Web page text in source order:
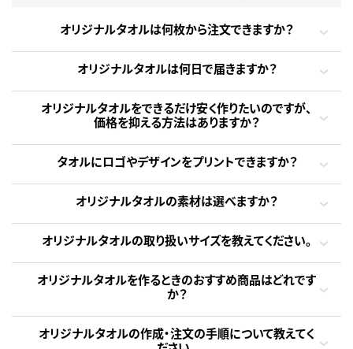
オリジナルタオルは何枚から注文できますか？
オリジナルタオルは何日で届きますか？
オリジナルタオルをできるだけ安く作りたいのですが、
価格を抑える方法はありますか？
タオルにロゴやデザインをプリントできますか？
オリジナルタオルの素材は選べますか？
オリジナルタオルの取り扱いサイズを教えてください。
オリジナルタオルを作るときのおすすめ商品はどれです
か？
オリジナルタオルの作成・注文の手順について教えてく